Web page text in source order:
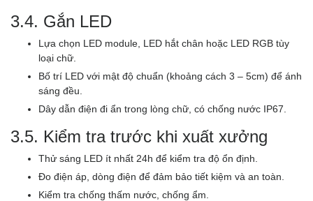
3.4. Gắn LED
Lựa chọn LED module, LED hắt chân hoặc LED RGB tùy
loại chữ.
Bố trí LED với mật độ chuẩn (khoảng cách 3 – 5cm) để ánh
sáng đều.
Dây dẫn điện đi ẩn trong lòng chữ, có chống nước IP67.
3.5. Kiểm tra trước khi xuất xưởng
Thử sáng LED ít nhất 24h để kiểm tra độ ổn định.
Đo điện áp, dòng điện để đảm bảo tiết kiệm và an toàn.
Kiểm tra chống thấm nước, chống ẩm.